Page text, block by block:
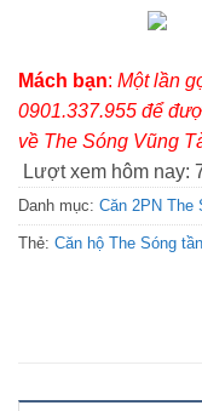
Mách bạn: Một lần
0901.337.955 để
về The Sóng Vũng
Lượt xem hôm nay:
Danh mục: Căn 2PN The
Thẻ: Căn hộ The Sóng